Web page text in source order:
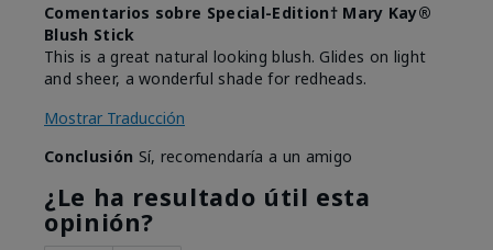
Comentarios sobre Special-Edition† Mary Kay®
Blush Stick
This is a great natural looking blush. Glides on light
and sheer, a wonderful shade for redheads.
Mostrar Traducción
Conclusión Sí, recomendaría a un amigo
¿Le ha resultado útil esta
opinión?